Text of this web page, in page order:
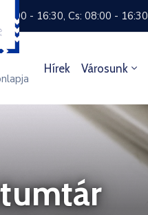
8:00 - 16:30, Cs: 08:00 - 16:30
Hírek Városunk